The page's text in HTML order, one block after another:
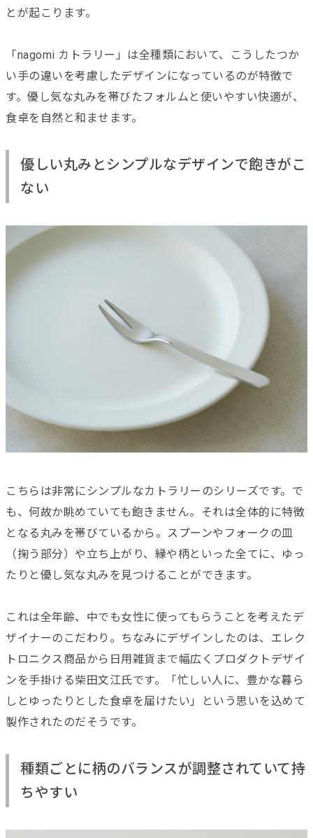
とが起こります。
「nagomi カトラリー」は全種類において、こうしたつか
い手の違いを考慮したデザインになっているのが特徴で
す。優し気な丸みを帯びたフォルムと使いやすい快適が、
食卓を自然と和ませます。
優しい丸みとシンプルなデザインで飽きがこ
ない
こちらは非常にシンプルなカトラリーのシリーズです。で
も、何故か眺めていても飽きません。それは全体的に特徴
となる丸みを帯びているから。スプーンやフォークの皿
（掬う部分）や立ち上がり、縁や柄といった全てに、ゆっ
たりと優し気な丸みを見つけることができます。
これは全年齢、中でも女性に使ってもらうことを考えたデ
ザイナーのこだわり。ちなみにデザインしたのは、エレク
トロニクス商品から日用雑貨まで幅広くプロダクトデザイ
ンを手掛ける柴田文江氏です。「忙しい人に、豊かな暮ら
しとゆったりとした食卓を届けたい」という思いを込めて
製作されたのだそうです。
種類ごとに柄のバランスが調整されていて持
ちやすい